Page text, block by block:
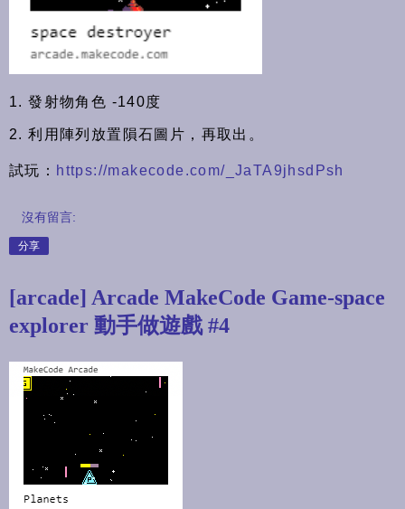
1. 發射物角色 -140度
2. 利用陣列放置隕石圖片，再取出。
試玩： https://makecode.com/_JaTA9jhsdPsh
沒有留言:
分享
[arcade] Arcade MakeCode Game-space
explorer 動手做遊戲 #4